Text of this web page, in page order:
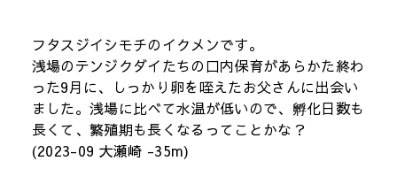
フタスジイシモチのイクメンです。
浅場のテンジクダイたちの口内保育があらかた終わ
った9月に、しっかり卵を咥えたお父さんに出会い
ました。浅場に比べて水温が低いので、孵化日数も
長くて、繁殖期も長くなるってことかな？
(2023-09 大瀬崎 -35m)